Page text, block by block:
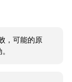
，可能的原